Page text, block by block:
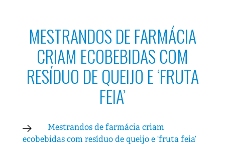
MESTRANDOS DE FARMÁCIA
CRIAM ECOBEBIDAS COM
RESÍDUO DE QUEIJO E ‘FRUTA
FEIA’
Mestrandos de farmácia criam
ecobebidas com resíduo de queijo e ‘fruta feia’